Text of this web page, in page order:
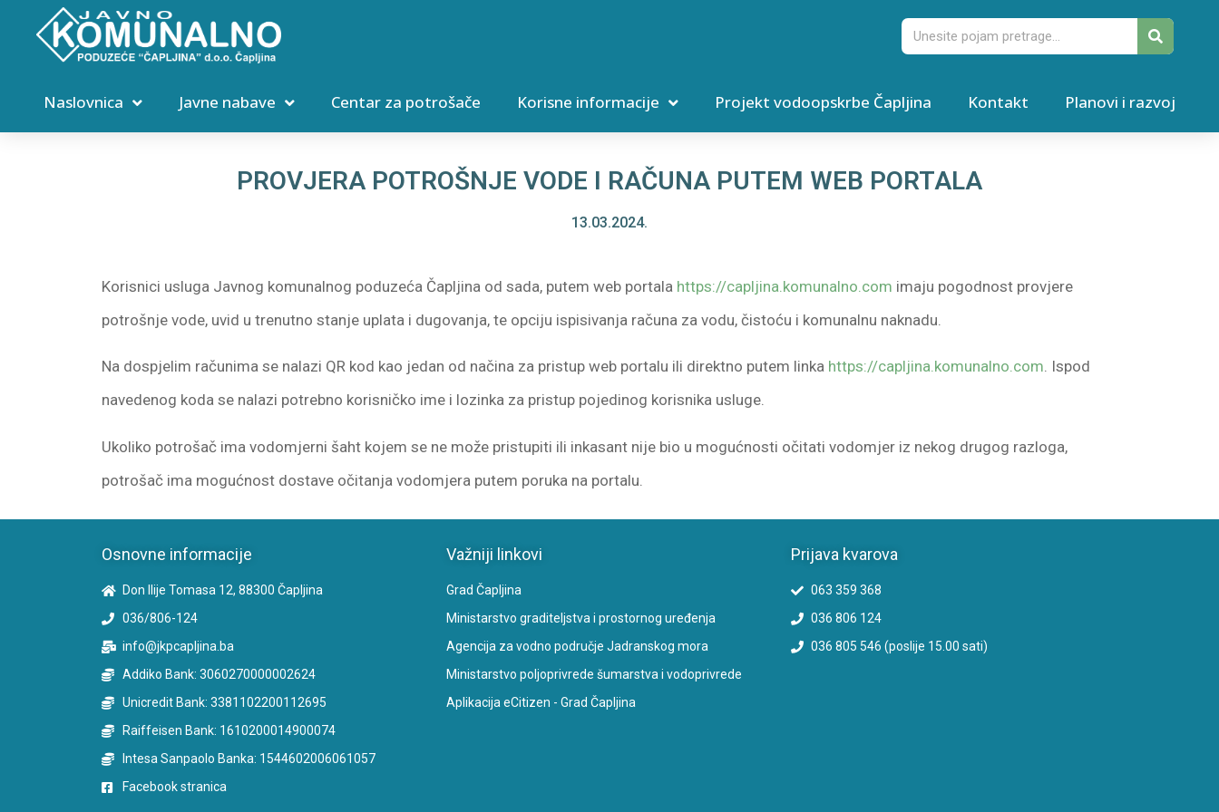
Naslovnica Javne nabave Centar za potrošače Korisne informacije Projekt vodoopskrbe Čapljina Kontakt Planovi i razvoj
PROVJERA POTROŠNJE VODE I RAČUNA PUTEM WEB PORTALA
13.03.2024.
Korisnici usluga Javnog komunalnog poduzeća Čapljina od sada, putem web portala https://capljina.komunalno.com imaju pogodnost provjere
potrošnje vode, uvid u trenutno stanje uplata i dugovanja, te opciju ispisivanja računa za vodu, čistoću i komunalnu naknadu.
Na dospjelim računima se nalazi QR kod kao jedan od načina za pristup web portalu ili direktno putem linka https://capljina.komunalno.com. Ispod
navedenog koda se nalazi potrebno korisničko ime i lozinka za pristup pojedinog korisnika usluge.
Ukoliko potrošač ima vodomjerni šaht kojem se ne može pristupiti ili inkasant nije bio u mogućnosti očitati vodomjer iz nekog drugog razloga,
potrošač ima mogućnost dostave očitanja vodomjera putem poruka na portalu.
Osnovne informacije
Don Ilije Tomasa 12, 88300 Čapljina
036/806-124
info@jkpcapljina.ba
Addiko Bank: 3060270000002624
Unicredit Bank: 3381102200112695
Raiffeisen Bank: 1610200014900074
Intesa Sanpaolo Banka: 1544602006061057
Facebook stranica
Važniji linkovi
Grad Čapljina
Ministarstvo graditeljstva i prostornog uređenja
Agencija za vodno područje Jadranskog mora
Ministarstvo poljoprivrede šumarstva i vodoprivrede
Aplikacija eCitizen - Grad Čapljina
Prijava kvarova
063 359 368
036 806 124
036 805 546 (poslije 15.00 sati)